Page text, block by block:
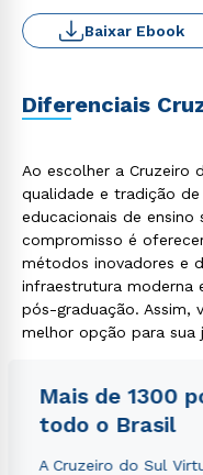
Baixar Ebook
Diferenciais
Ao escolher a Cruzeiro
qualidade e tradição
educacionais de ensino
compromisso é
métodos inovadores e
infraestrutura moderna
pós-graduação. Assim,
melhor opção para sua
Mais de 1300
todo o Brasil
A Cruzeiro do Sul